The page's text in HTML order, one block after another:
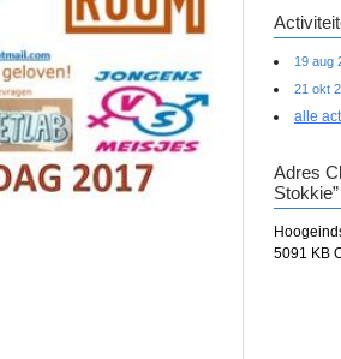
19 aug
21 okt
alle
Adres
Stokkie”
5091 KB